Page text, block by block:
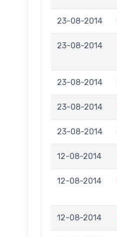
23-08-2014
23-08-2014
23-08-2014
23-08-2014
23-08-2014
12-08-2014
12-08-2014
12-08-2014